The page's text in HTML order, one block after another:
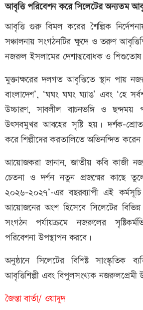
আবৃত্তি পরিবেশন করে সিলেটের অন্যতম
আবৃত্তি গুরু বিমল করের শৈল্পিক
সঞ্চালনায় সংগঠনটির ক্ষুদে ও তরুণ
নজরুল ইসলামের দেশাত্মবোধক ও শিশুতোষ
মুক্তাক্ষরের দলগত আবৃত্তিতে স্থান পায়
বাংলাদেশ’, ‘ঘঘং ঘঘং ঘ্যাঙ’ এবং ‘হে
উচ্চারণ, সাবলীল বাচনভঙ্গি ও ছন্দময়
উৎসবমুখর আবহের সৃষ্টি হয়। দর্শক-
করে শিল্পীদের করতালিতে অভিনন্দিত
আয়োজকরা জানান, জাতীয় কবি কাজী
চেতনা ও দর্শন নতুন প্রজন্মের কাছে
২০২৬-২০২৭’-এর বছরব্যাপী এই
আয়োজনের অংশ হিসেবে সিলেটের
সংগঠন পর্যায়ক্রমে নজরুলের
পরিবেশনা উপস্থাপন করবে।
অনুষ্ঠানে সিলেটের বিশিষ্ট সাংস্কৃতিক
আবৃত্তিশিল্পী এবং বিপুলসংখ্যক নজরুলপ্রেমী
জৈন্তা বার্তা/ ওয়াদুদ